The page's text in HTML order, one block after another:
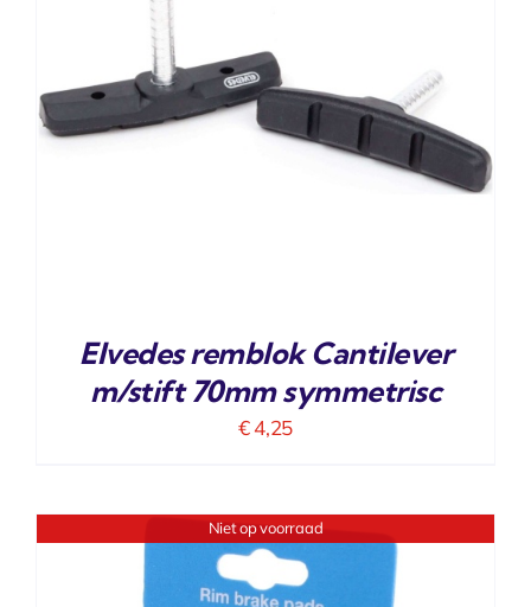
Elvedes remblok Cantilever
m/stift 70mm symmetrisc
€4,25
Niet op voorraad